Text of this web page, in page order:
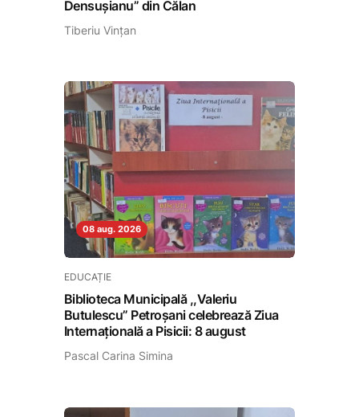
Densușianu” din Călan
Tiberiu Vințan
08 aug. 2026
EDUCAȚIE
Biblioteca Municipală ,,Valeriu
Butulescu” Petroșani celebrează Ziua
Internațională a Pisicii: 8 august
Pascal Carina Simina